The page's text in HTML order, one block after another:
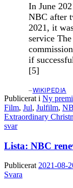
In June
NBC after
2021, it
service
if
[5]
–WIKIPEDIA
Publicerat i Ny
Film, Jul, Julfilm,
Extraordinary
svar
Lista: NBC
Publicerat 2021-08-
Svara